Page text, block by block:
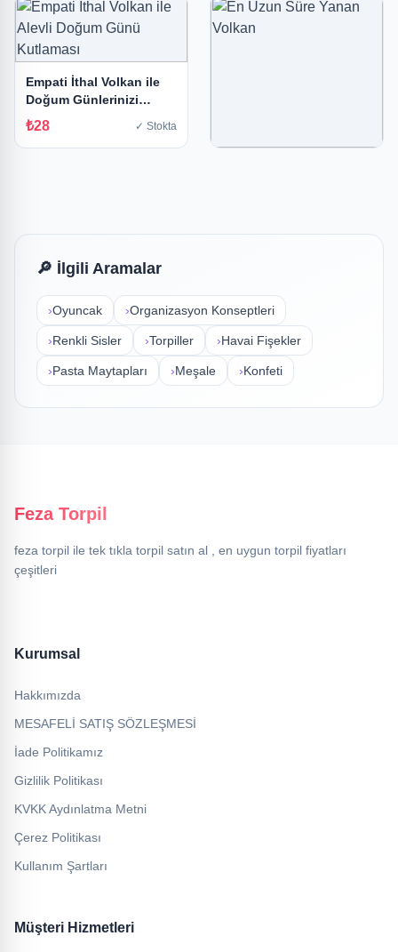
₺19
Empati İthal Volkan ile
Doğum Günlerinizi
Alevlendirin!
₺28 ✓ Stokta
🔎 İlgili Aramalar
›Oyuncak ›Organizasyon Konseptleri
›Renkli Sisler ›Torpiller ›Havai Fişekler
›Pasta Maytapları ›Meşale ›Konfeti
Feza Torpil
feza torpil ile tek tıkla torpil satın al , en uygun torpil fiyatları
çeşitleri
Kurumsal
Hakkımızda
MESAFELİ SATIŞ SÖZLEŞMESİ
İade Politikamız
Gizlilik Politikası
KVKK Aydınlatma Metni
Çerez Politikası
Kullanım Şartları
Müşteri Hizmetleri